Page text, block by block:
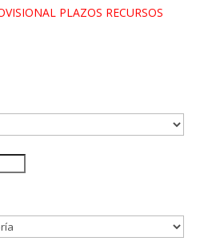
PLAZOS RECURSOS